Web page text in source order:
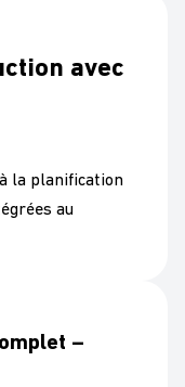
avec
la planification
au
–